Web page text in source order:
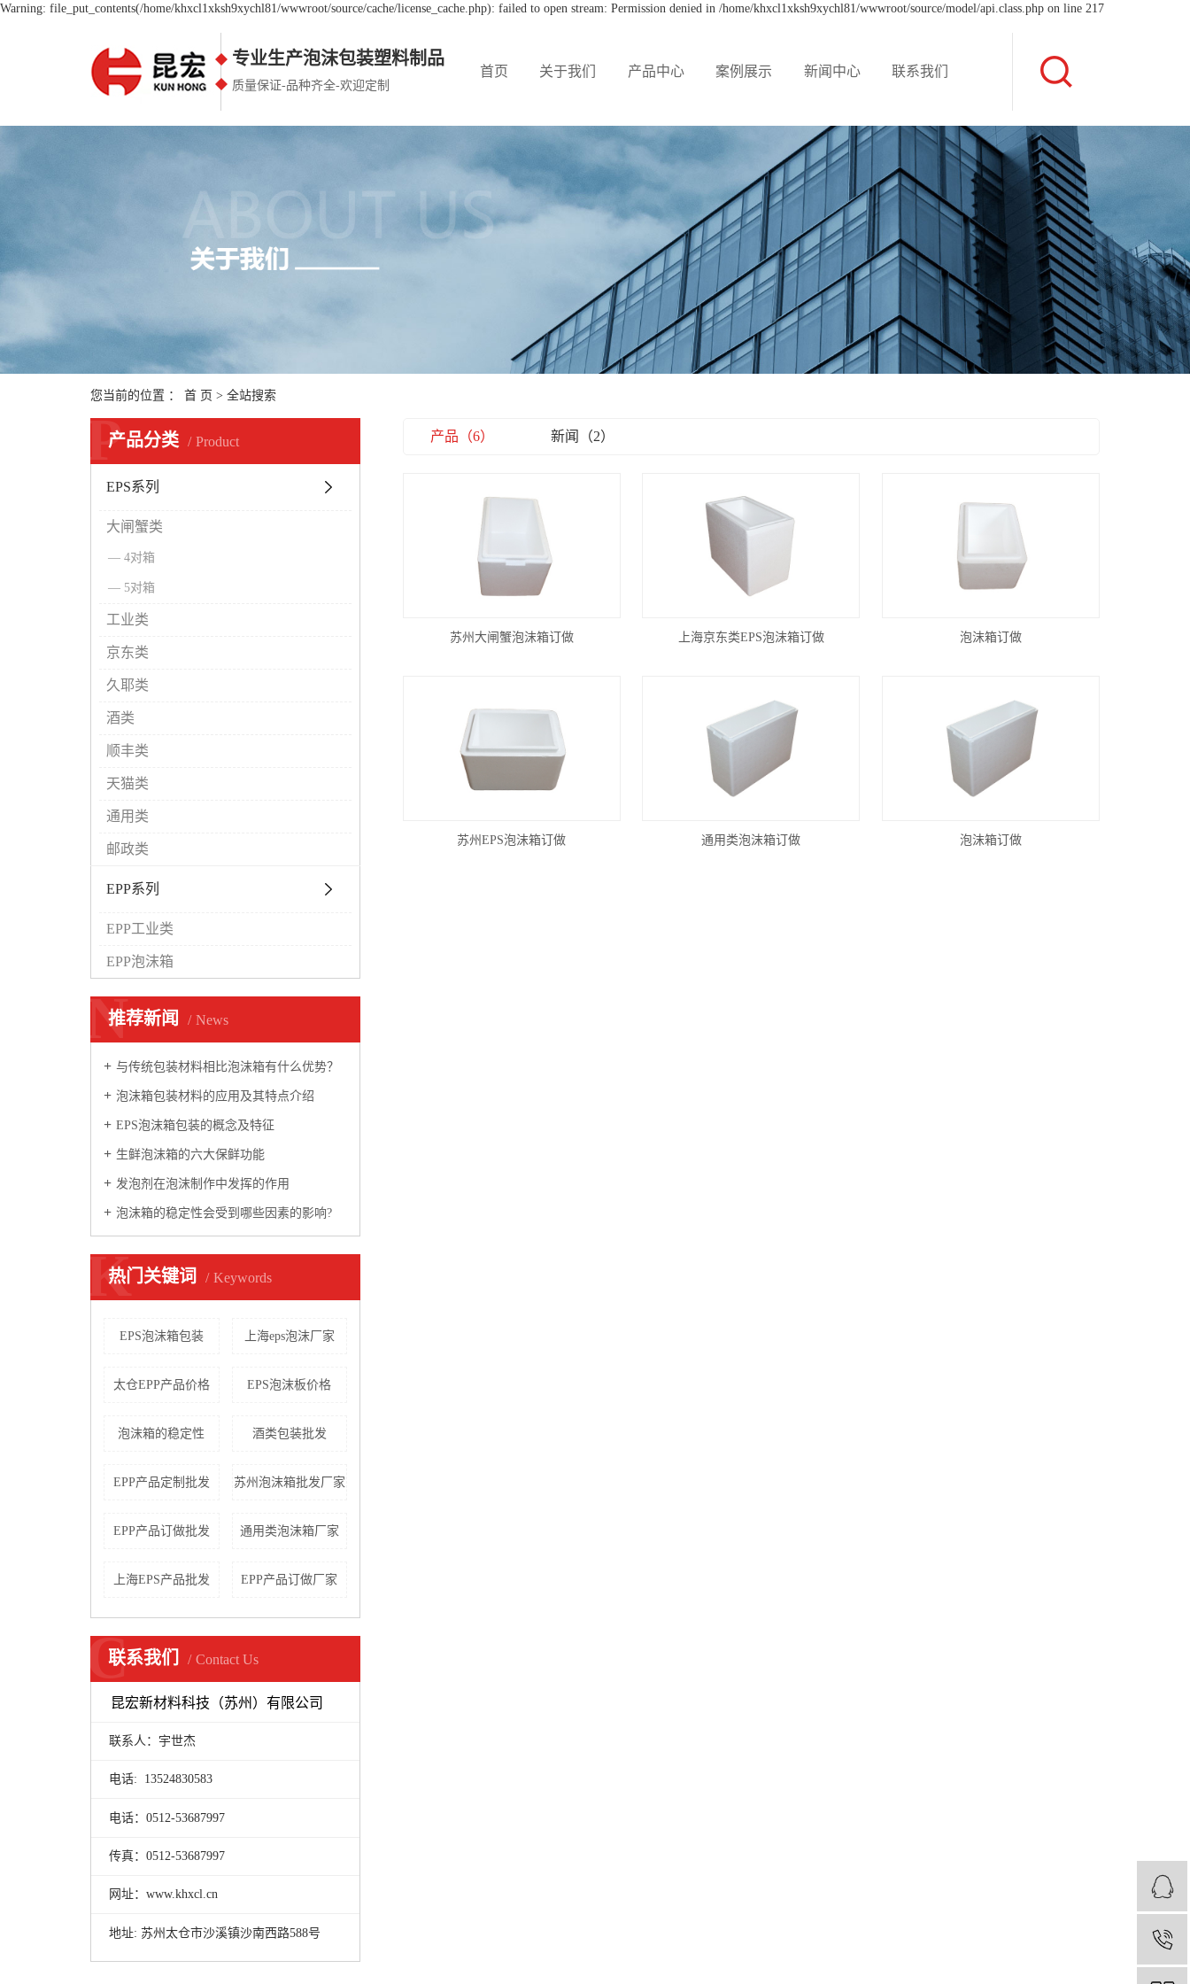
Warning: file_put_contents(/home/khxcl1xksh9xychl81/wwwroot/source/cache/license_cache.php): failed to open stream: Permission denied in /home/khxcl1xksh9xychl81/wwwroot/source/model/api.class.php on line 217
专业生产泡沫包装塑料制品
质量保证-品种齐全-欢迎定制
首页 关于我们 产品中心 案例展示 新闻中心 联系我们
您当前的位置 ： 首 页 > 全站搜索
产品分类 Product
P
EPS系列
大闸蟹类
4对箱
5对箱
工业类
京东类
久耶类
酒类
顺丰类
天猫类
通用类
邮政类
EPP系列
EPP工业类
EPP泡沫箱
推荐新闻 News
N
与传统包装材料相比泡沫箱有什么优势？
泡沫箱包装材料的应用及其特点介绍
EPS泡沫箱包装的概念及特征
生鲜泡沫箱的六大保鲜功能
发泡剂在泡沫制作中发挥的作用
泡沫箱的稳定性会受到哪些因素的影响?
热门关键词 Keywords
K
EPS泡沫箱包装 上海eps泡沫厂家
太仓EPP产品价格 EPS泡沫板价格
泡沫箱的稳定性 酒类包装批发
EPP产品定制批发 苏州泡沫箱批发厂家
EPP产品订做批发 通用类泡沫箱厂家
上海EPS产品批发 EPP产品订做厂家
联系我们 Contact Us
C
昆宏新材料科技（苏州）有限公司
联系人：宇世杰
电话: 13524830583
电话：0512-53687997
传真：0512-53687997
网址：www.khxcl.cn
地址: 苏州太仓市沙溪镇沙南西路588号
产品（6） 新闻（2）
苏州大闸蟹泡沫箱订做 上海京东类EPS泡沫箱订做 泡沫箱订做
苏州EPS泡沫箱订做 通用类泡沫箱订做 泡沫箱订做